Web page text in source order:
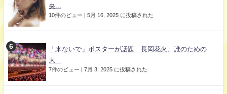
央...
10件のビュー | 5月 16, 2025 に投稿された
「来ないで」ポスターが話題…長岡花火、誰のための
大...
7件のビュー | 7月 3, 2025 に投稿された